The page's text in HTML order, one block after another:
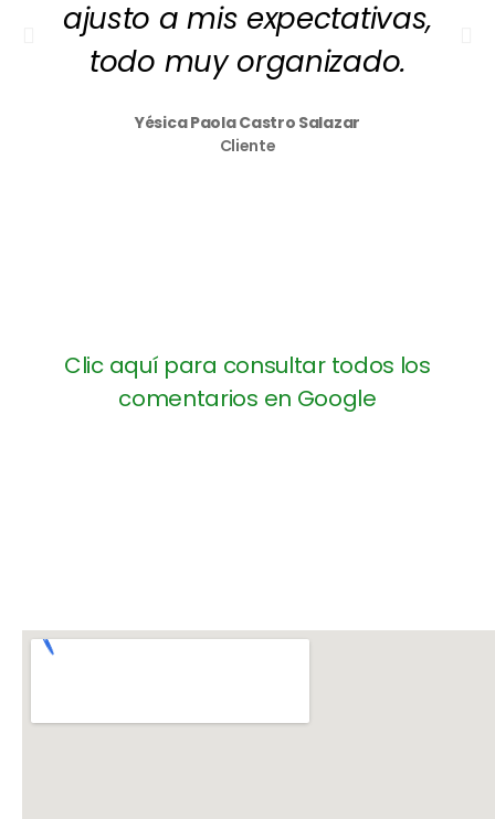
ajusto a mis expectativas,
todo muy organizado.
Yésica Paola Castro Salazar
Cliente
Clic aquí para consultar todos los
comentarios en Google